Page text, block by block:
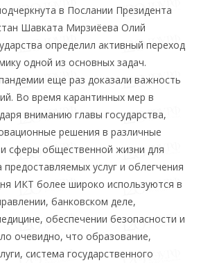
в Послании Прези­дента
Шавката Мирзиёева Олий
определил активный переход
одной из основных за­дач.
еще раз доказали важность
Во время карантинных мер в
вниманию главы государства,
решения в различные
сферы об­щественной жизни для
предоставляемых услуг и облегчения
ИКТ более широко ис­пользуются в
банковском деле,
обеспечении безопасности и
очевидно, что образование,
система государ­ственного